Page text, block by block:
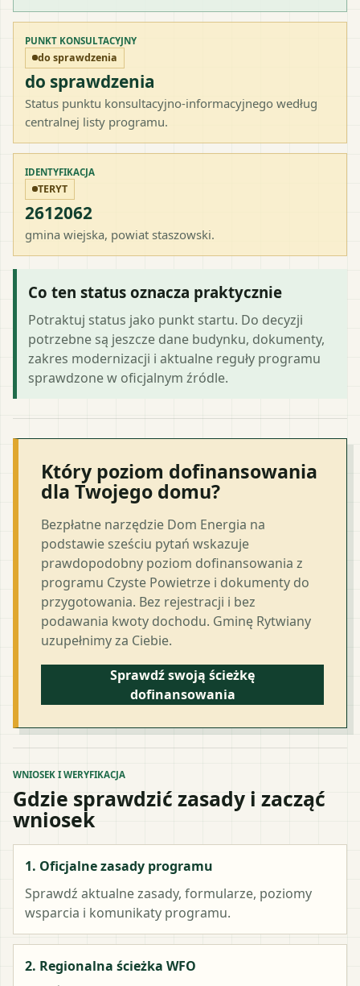
PUNKT KONSULTACYJNY
do sprawdzenia
do sprawdzenia
Status punktu konsultacyjno-informacyjnego według
centralnej listy programu.
IDENTYFIKACJA
TERYT
2612062
gmina wiejska, powiat staszowski.
Co ten status oznacza praktycznie
Potraktuj status jako punkt startu. Do decyzji
potrzebne są jeszcze dane budynku, dokumenty,
zakres modernizacji i aktualne reguły programu
sprawdzone w oficjalnym źródle.
Który poziom dofinansowania
dla Twojego domu?
Bezpłatne narzędzie Dom Energia na
podstawie sześciu pytań wskazuje
prawdopodobny poziom dofinansowania z
programu Czyste Powietrze i dokumenty do
przygotowania. Bez rejestracji i bez
podawania kwoty dochodu. Gminę Rytwiany
uzupełnimy za Ciebie.
Sprawdź swoją ścieżkę
dofinansowania
WNIOSEK I WERYFIKACJA
Gdzie sprawdzić zasady i zacząć
wniosek
1. Oficjalne zasady programu
Sprawdź aktualne zasady, formularze, poziomy
wsparcia i komunikaty programu.
2. Regionalna ścieżka WFO